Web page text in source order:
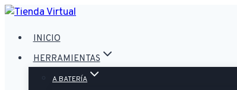
Saltar
contenido
INICIO
HERRAMIENTAS
A BATERÍA